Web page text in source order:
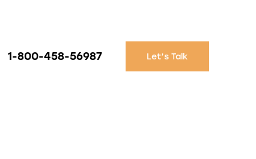
1-800-458-56987 Let’s Talk